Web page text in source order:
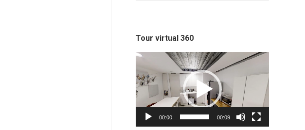
Tour virtual 360
Reproductor
vídeo
00:00 00:09